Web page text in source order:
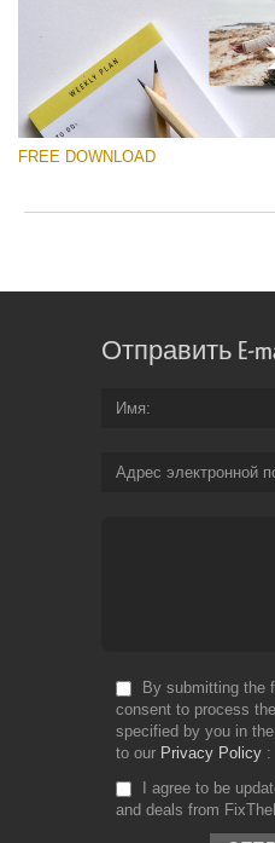
Скачать
FREE DOWNLOAD
Отправить E-
Имя
Адрес электронной
By submitting the
consent to process
specified by you in
to our Privacy Policy
I agree to be
and deals from